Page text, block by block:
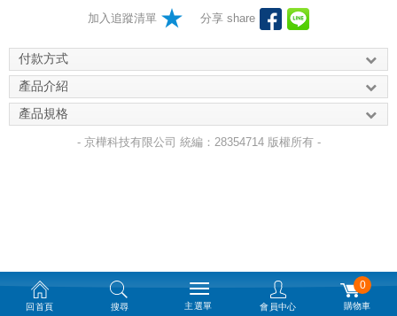
加入追蹤清單 分享 share
付款方式
產品介紹
產品規格
- 京樺科技有限公司 統編：28354714 版權所有 -
回首頁 搜尋 主選單 會員中心
0
購物車